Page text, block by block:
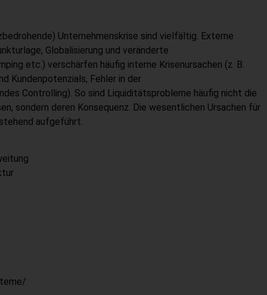
Unternehmenskrise sind vielfältig. Externe
Globalisierung und veränderte
etc.) verschärfen häufig interne Krisenursachen (z. B.
Kundenpotenzials, Fehler in der
Controlling). So sind Liquiditätsprobleme häufig nicht die
sondern deren Konsequenz. Die wesentlichen Ursachen für
aufgeführt.